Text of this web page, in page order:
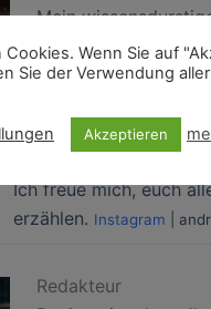
Mein
sich nach der neusten
allem der Fotografie.
Kopf sehe ich in jeder
Ich freue mich, euch
erzählen. Instagram |
Redakteur
Wenn Sie auf
Sie der Verwendung
Akzeptieren